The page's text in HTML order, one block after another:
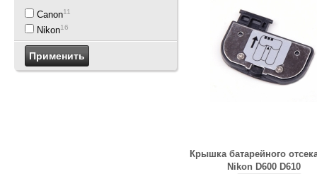
Canon11
Nikon16
Крышка батарейного
Nikon D600 D610